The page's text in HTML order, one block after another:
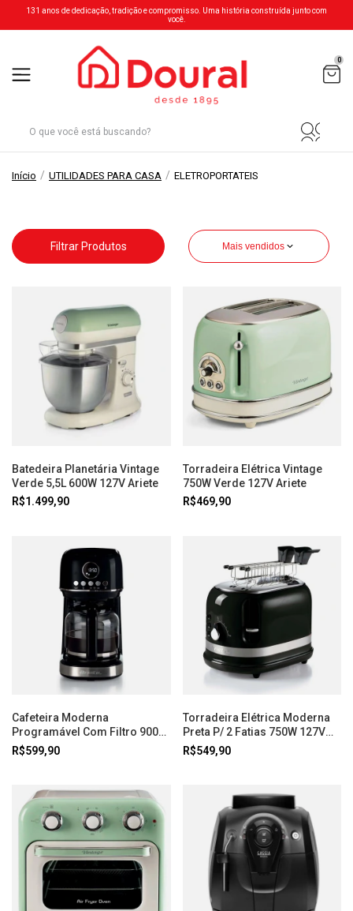
131 anos de dedicação, tradição e compromisso. Uma história construída junto com
você.
0
Início / UTILIDADES PARA CASA / ELETROPORTATEIS
Filtrar Produtos Mais vendidos
Batedeira Planetária Vintage
Verde 5,5L 600W 127V Ariete
R$1.499,90
Torradeira Elétrica Vintage
750W Verde 127V Ariete
R$469,90
Cafeteira Moderna
Programável Com Filtro 900W
110V Preta Ariete
R$599,90
Torradeira Elétrica Moderna
Preta P/ 2 Fatias 750W 127V
Ariete
R$549,90